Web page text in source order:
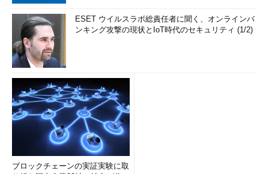
ESET ウイルスラボ総責任者に聞く、オンラインバ
ンキング攻撃の現状とIoT時代のセキュリティ (1/2)
ブロックチェーンの実証実験に取